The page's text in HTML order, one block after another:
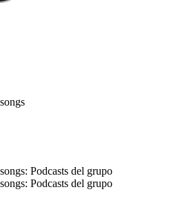
Podcasts del grupo
Podcasts del grupo